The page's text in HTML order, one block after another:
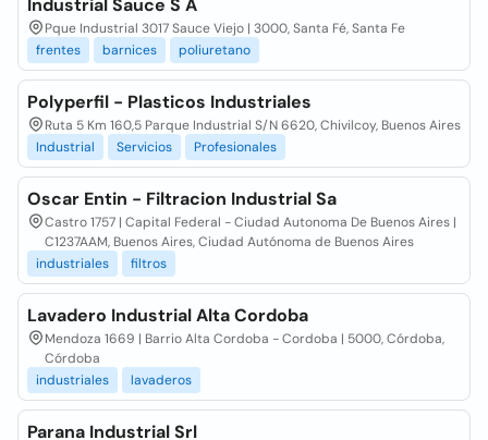
Industrial Sauce S A
Pque Industrial 3017 Sauce Viejo | 3000, Santa Fé, Santa Fe
frentes
barnices poliuretano
Polyperfil - Plasticos Industriales
Ruta 5 Km 160,5 Parque Industrial S/N 6620, Chivilcoy, Buenos Aires
Industrial
Servicios Profesionales
Oscar Entin - Filtracion Industrial Sa
Castro 1757 | Capital Federal - Ciudad Autonoma De Buenos Aires |
C1237AAM, Buenos Aires, Ciudad Autónoma de Buenos Aires
industriales
filtros
Lavadero Industrial Alta Cordoba
Mendoza 1669 | Barrio Alta Cordoba - Cordoba | 5000, Córdoba,
Córdoba
industriales
lavaderos
Parana Industrial Srl